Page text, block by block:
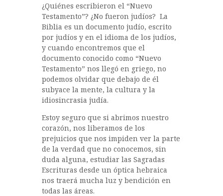
¿Quiénes escribieron el “Nuevo
Testamento”? ¿No fueron judíos? La
Biblia es un documento judío, escrito
por judíos y en el idioma de los judíos,
y cuando encontremos que el
documento conocido como “Nuevo
Testamento” nos llegó en griego, no
podemos olvidar que debajo de él
subyace la mente, la cultura y la
idiosincrasia judía.
Estoy seguro que si abrimos nuestro
corazón, nos liberamos de los
prejuicios que nos impiden ver la parte
de la verdad que no conocemos, sin
duda alguna, estudiar las Sagradas
Escrituras desde un óptica hebraica
nos traerá mucha luz y bendición en
todas las áreas.